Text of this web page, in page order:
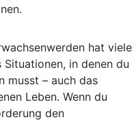
hat viele
in denen du
musst – auch das
Leben. Wenn du
den